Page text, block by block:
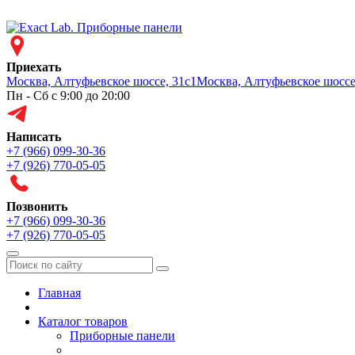
Приехать
Москва, Алтуфьевское шоссе, 31с1Москва, Алтуфьевское
Пн - Сб с 9:00 до 20:00
Написать
+7 (966) 099-30-36
+7 (926) 770-05-05
Позвонить
+7 (966) 099-30-36
+7 (926) 770-05-05
Меню
Главная
Каталог товаров
Приборные панели